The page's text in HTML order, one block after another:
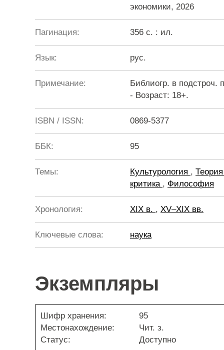
экономики, 2026
Пагинация: 356 с. : ил.
Язык: рус.
Примечание:
Библиогр. в подстроч.
- Возраст: 18+.
ISBN / ISSN: 0869-5377
ББК: 95
Темы: Культурология ,
критика , Философия
Хронология: XIX в. , XV–XIX вв.
Ключевые слова: наука
Экземпляры
Шифр хранения:
95
Местонахождение:
Чит. з.
Статус:
Доступно